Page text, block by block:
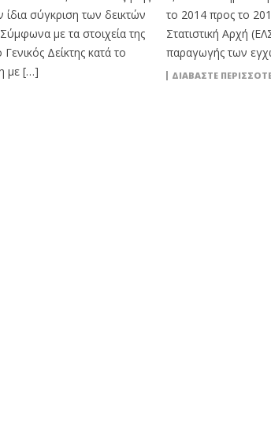
σύγκριση των δεικτών
με τα στοιχεία της
Δείκτης κατά το
µε […]
το 2014 προς το
Στατιστική Αρχή
παραγωγής των
ΔΙΑΒΆΣΤΕ